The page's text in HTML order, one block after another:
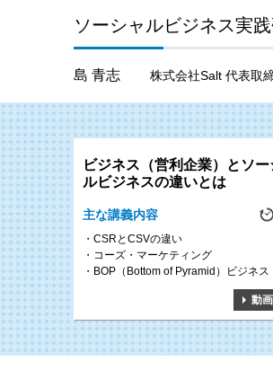
ソーシャルビジネス実
島 青志 株式会社Salt 代表取
ビジネス（営利企業）とソー
ルビジネスの違いとは
主な講義内容
CSRとCSVの違い
コーズ・マーケティング
BOP（Bottom of Pyramid）ビジネス
動